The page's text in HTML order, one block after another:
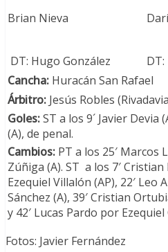
Brian Nieva
DT: Hugo González
Cancha: Huracán San Rafael
Árbitro: Jesús Robles
Goles:ST a los 9´ Javier Devia
(A), de penal.
Cambios: PT a los 25′ Marcos
Zúñiga (A). ST a los 7′
Ezequiel Villalón (AP), 22′ Leo
Sánchez (A), 39′ Cristian
y 42′ Lucas Pardo por Ezequiel
Fotos: Javier Fernández